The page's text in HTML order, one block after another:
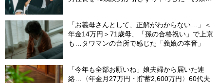
「お義母さんとして、正解がわからない…」＜
年金14万円＞71歳母、「孫の合格祝い」で上京
も…タワマンの台所で感じた「義娘の本音」
「今年も全部お願いね」娘夫婦から届いた連
絡…〈年金月27万円・貯蓄2,600万円〉60代夫